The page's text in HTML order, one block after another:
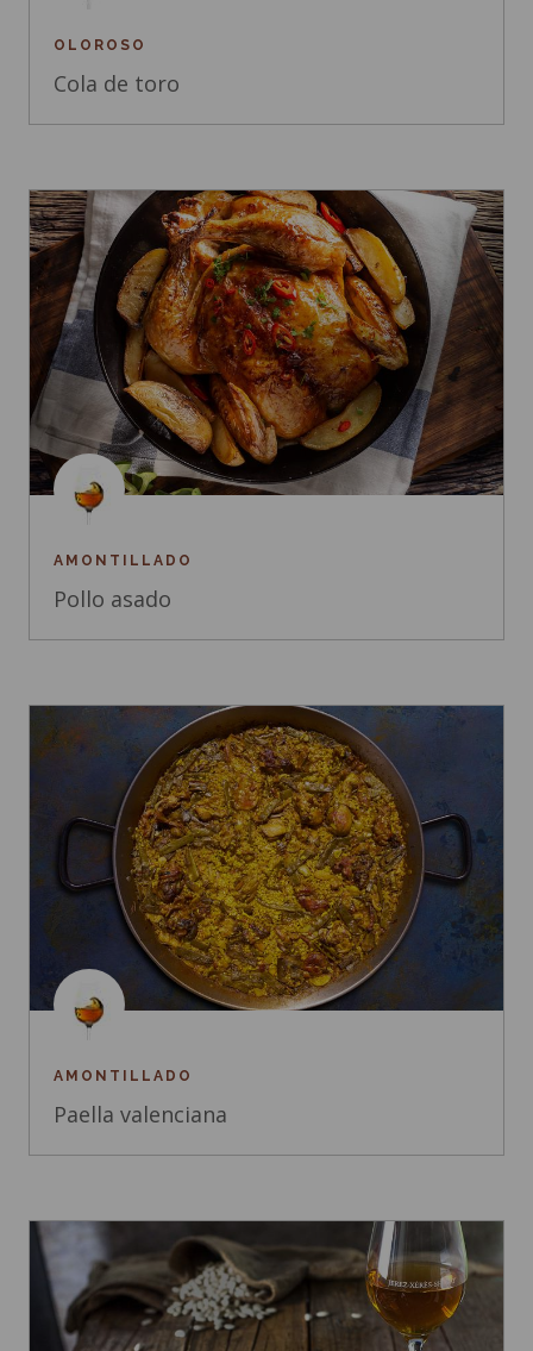
OLOROSO
Cola de toro
AMONTILLADO
Pollo asado
AMONTILLADO
Paella valenciana